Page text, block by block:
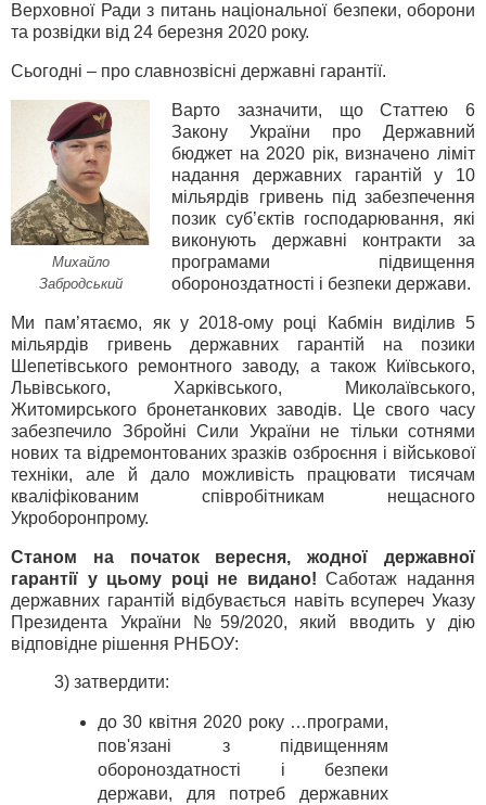
Верховної Ради з питань національної безпеки, оборони
та розвідки від 24 березня 2020 року.
Сьогодні – про славнозвісні державні гарантії.
Михайло
Забродський
Варто зазначити, що Статтею 6
Закону України про Державний
бюджет на 2020 рік, визначено ліміт
надання державних гарантій у 10
мільярдів гривень під забезпечення
позик суб’єктів господарювання, які
виконують державні контракти за
програмами підвищення
обороноздатності і безпеки держави.
Ми пам’ятаємо, як у 2018-ому році Кабмін виділив 5
мільярдів гривень державних гарантій на позики
Шепетівського ремонтного заводу, а також Київського,
Львівського, Харківського, Миколаївського,
Житомирського бронетанкових заводів. Це свого часу
забезпечило Збройні Сили України не тільки сотнями
нових та відремонтованих зразків озброєння і військової
техніки, але й дало можливість працювати тисячам
кваліфікованим співробітникам нещасного
Укроборонпрому.
Станом на початок вересня, жодної державної
гарантії у цьому році не видано! Саботаж надання
державних гарантій відбувається навіть всупереч Указу
Президента України №59/2020, який вводить у дію
відповідне рішення РНБОУ:
3) затвердити:
до 30 квітня 2020 року …програми,
пов'язані з підвищенням
обороноздатності і безпеки
держави, для потреб державних